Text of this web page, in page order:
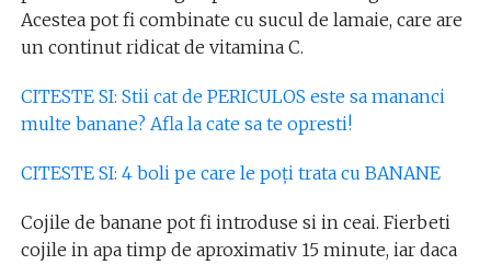
Acestea pot fi combinate cu sucul de lamaie, care are
un continut ridicat de vitamina C.
CITESTE SI: Stii cat de PERICULOS este sa mananci
multe banane? Afla la cate sa te opresti!
CITESTE SI: 4 boli pe care le poţi trata cu BANANE
Cojile de banane pot fi introduse si in ceai. Fierbeti
cojile in apa timp de aproximativ 15 minute, iar daca